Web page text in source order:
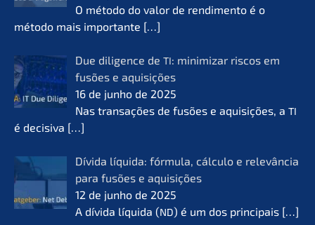
O método do valor de rendi­men­to é o
método mais importan­te […]
Due diligence de TI: minimi­zar riscos em
fusões e aquisi­ções
16 de junho de 2025
Nas transa­ções de fusões e aquisi­ções, a TI
é decisi­va […]
Dívida líqui­da: fórmu­la, cálcu­lo e relevân­cia
para fusões e aquisi­ções
12 de junho de 2025
A dívida líqui­da (ND) é um dos princi­pais […]